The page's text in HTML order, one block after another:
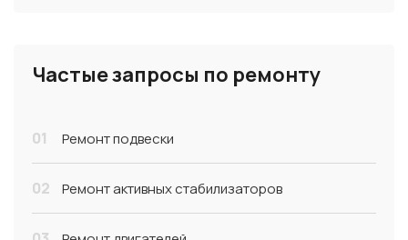
Частые запросы по ремонту
01 Ремонт подвески
02 Ремонт активных стабилизаторов